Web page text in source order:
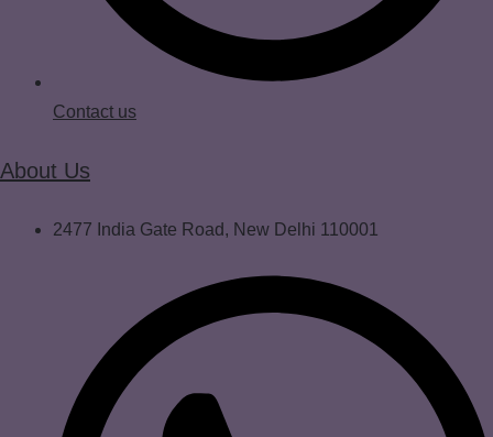
Contact us
About Us
2477 India Gate Road, New Delhi 110001